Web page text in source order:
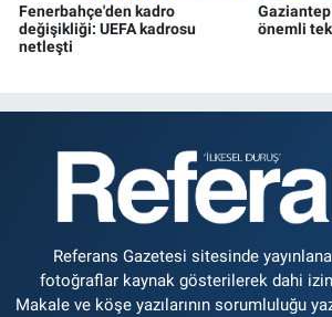
Fenerbahçe'den kadro
değişikliği: UEFA kadrosu
netleşti
Gaziantep
önemli
Referans Gazetesi sitesinde
fotoğraflar kaynak gösterilerek dahi
Makale ve köşe yazılarının sorumluluğu